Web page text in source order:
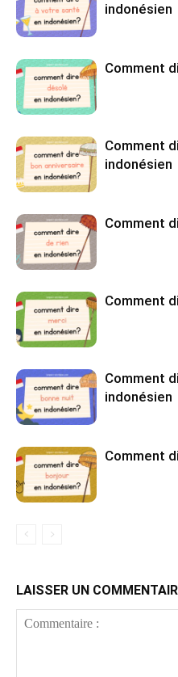
indonésien
Comment
Comment
indonésien
Comment
Comment
Comment
indonésien
Comment
LAISSER UN